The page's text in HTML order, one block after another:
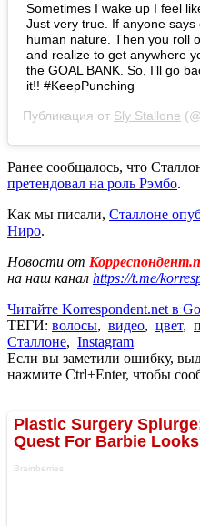
Sometimes I wake up I feel
Just very true. If anyone says
human nature. Then you roll
and realize to get anywhere
the GOAL BANK. So, I’ll go
it!! #KeepPunching
Публикация от Sly Stallone
Ранее сообщалось, что
претендовал на роль Рэмбо.
Как мы писали, Сталлоне
Ниро.
Новости от
на наш канал https://t.me/
Читайте Korrespondent.net в
ТЕГИ: волосы, видео, цвет,
Сталлоне, Instagram
Если вы заметили ошибку,
нажмите Ctrl+Enter, чтобы